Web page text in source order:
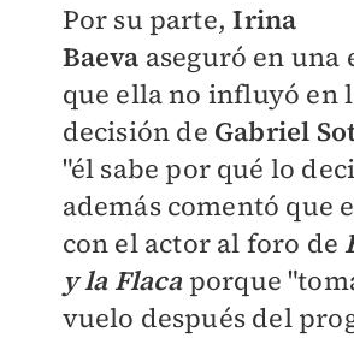
Por su parte,Irina
Baeva aseguró en una
que ella no influyó en
decisión de Gabriel
"él sabe por qué lo
además comentó que
con el actor al foro de
y la Flacaporque
vuelo después del